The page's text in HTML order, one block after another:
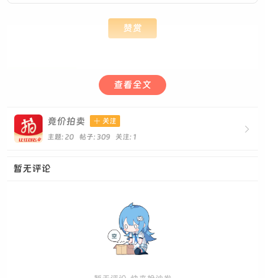
赞赏
查看全文

竞价拍卖  关注
主题: 20 帖子: 309 关注: 1
暂无评论